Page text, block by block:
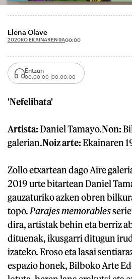
Elena Olave
2020KO EKAINAREN 9A00:00
Entzun
00:00:00 00:00:00
'Nefelibata'
Artista:Daniel Tamayo.Non:
galerian.Noiz arte:Ekainaren
Zollo etxartean dago Aire
2019 urte bitartean Daniel
gauzaturiko azken obren
topo. Parajes memorables
dira, artistak behin eta berriz
dituenak, ikusgarri ditugun
izateko. Eroso eta lasai
espazio honek, Bilboko Arte